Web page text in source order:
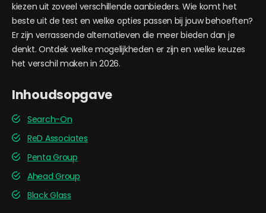
kiezen uit zoveel verschillende aanbieders. Wie komt het
beste uit de test en welke opties passen bij jouw behoeften?
Er zijn verrassende alternatieven die meer bieden dan je
denkt. Ontdek welke mogelijkheden er zijn en welke keuzes
het verschil maken in 2026.
Inhoudsopgave
Search-On
ReD Associates
Penta Group
Ahead Group
Black Glass